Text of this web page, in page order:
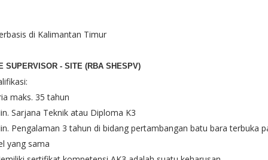
di Kalimantan Timur
SUPERVISOR - SITE (RBA SHESPV)
maks. 35 tahun
Sarjana Teknik atau Diploma K3
Pengalaman 3 tahun di bidang pertambangan batu bara terbuka
yang sama